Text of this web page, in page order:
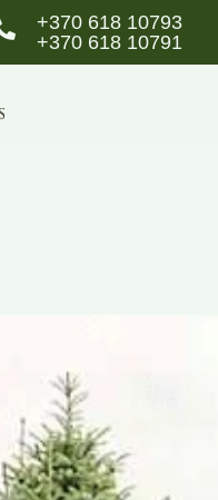
+370 618 10793
+370 618 10791